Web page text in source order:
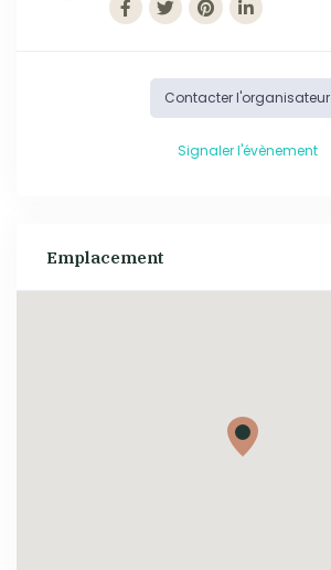
Contacter l'organisateur
Signaler l'évènement
Emplacement